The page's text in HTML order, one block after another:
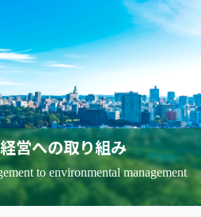
営への取り組み
to environmental management